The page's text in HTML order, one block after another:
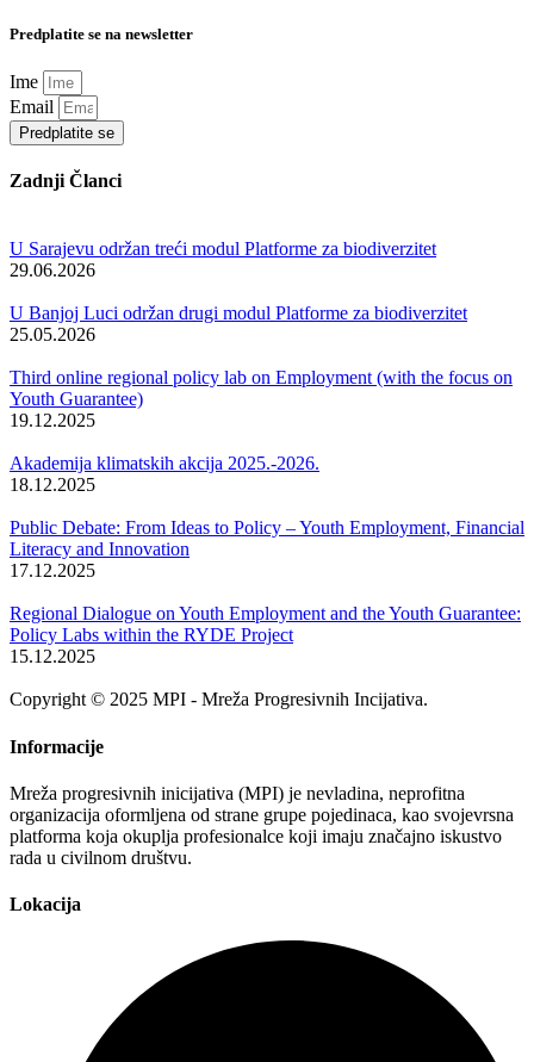
Predplatite se na newsletter
Ime
Email
Predplatite se
Zadnji Članci
U Sarajevu održan treći modul Platforme za biodiverzitet
29.06.2026
U Banjoj Luci održan drugi modul Platforme za biodiverzitet
25.05.2026
Third online regional policy lab on Employment (with the focus on
Youth Guarantee)
19.12.2025
Akademija klimatskih akcija 2025.-2026.
18.12.2025
Public Debate: From Ideas to Policy – Youth Employment, Financial
Literacy and Innovation
17.12.2025
Regional Dialogue on Youth Employment and the Youth Guarantee:
Policy Labs within the RYDE Project
15.12.2025
Copyright © 2025 MPI - Mreža Progresivnih Incijativa.
Informacije
Mreža progresivnih inicijativa (MPI) je nevladina, neprofitna
organizacija oformljena od strane grupe pojedinaca, kao svojevrsna
platforma koja okuplja profesionalce koji imaju značajno iskustvo
rada u civilnom društvu.
Lokacija